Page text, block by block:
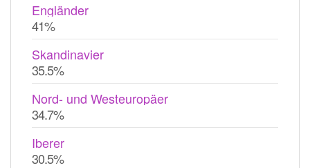
Engländer
41%
Skandinavier
35.5%
Nord- und Westeuropäer
34.7%
Iberer
30.5%